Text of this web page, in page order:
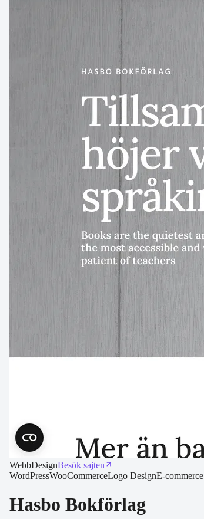
WebbDesignBesök sajten
WordPressWooCommerceLogo DesignE-commerce
Hasbo Bokförlag